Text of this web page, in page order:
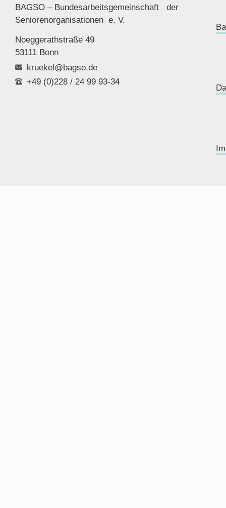
BAGSO – Bundesarbeitsgemeinschaft der
Seniorenorganisationen e. V.
Noeggerathstraße 49
53111 Bonn
kruekel@bagso.de
+49 (0)228 / 24 99 93-34